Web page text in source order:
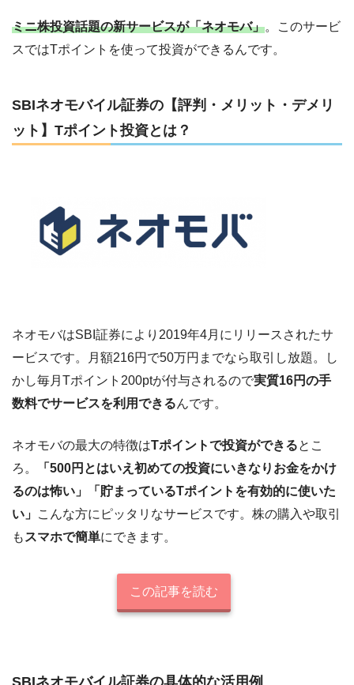
ミニ株投資話題の新サービスが「ネオモバ」。このサービ
スではTポイントを使って投資ができるんです。
SBIネオモバイル証券の【評判・メリット・デメリ
ット】Tポイント投資とは？
ネオモバはSBI証券により2019年4月にリリースされたサ
ービスです。月額216円で50万円までなら取引し放題。し
かし毎月Tポイント200ptが付与されるので実質16円の手
数料でサービスを利用できるんです。
ネオモバの最大の特徴はTポイントで投資ができるとこ
ろ。
「500円とはいえ初めての投資にいきなりお金をかけ
るのは怖い」「貯まっているTポイントを有効的に使いた
い」 こんな方にピッタリなサービスです。株の購入や取引
も スマホで簡単にできます。
この記事を読む